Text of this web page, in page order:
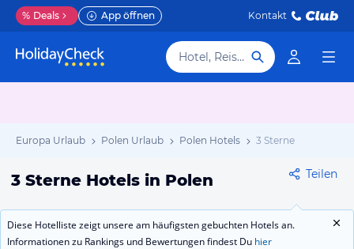
% Deals App öffnen Kontakt
Hotel, Reiseziel
Europa Urlaub Polen Urlaub Polen Hotels 3 Sterne
3 Sterne Hotels in Polen Teilen
Diese Hotelliste zeigt unsere am häufigsten gebuchten Hotels an.
Informationen zu Rankings und Bewertungen findest Du hier